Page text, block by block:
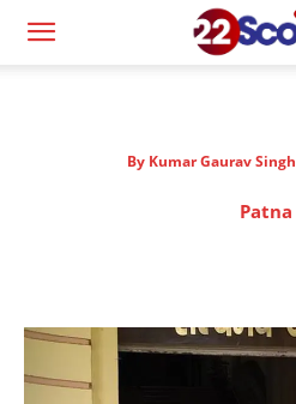
By Kumar Gaurav Singh
Patna